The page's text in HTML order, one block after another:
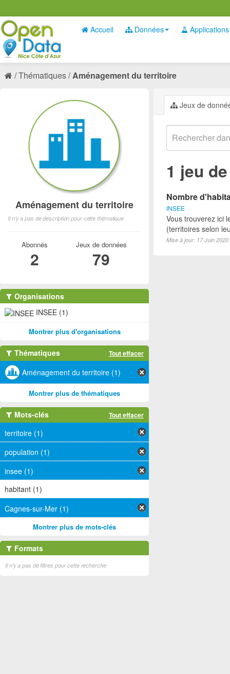
Accueil Données Applications
Thématiques Aménagement du territoire
Jeux de
1 jeu
Nombre
INSEE
Vous trouverez ici
(territoires selon
Mise à jour: 17 Juin 2020
Aménagement du territoire
Il n'y a pas de description pour cette thématique
Abonnés
2
Jeux de données
79
Organisations
INSEE (1)
Montrer plus d'organisations
Thématiques Tout effacer
Aménagement du territoire (1)
Montrer plus de thématiques
Mots-clés Tout effacer
territoire (1)
population (1)
insee (1)
habitant (1)
Cagnes-sur-Mer (1)
Montrer plus de mots-clés
Formats
Il n'y a pas de filtres pour cette recherche